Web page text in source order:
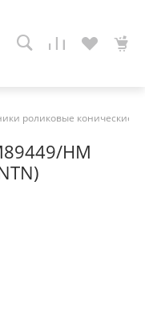
роликовые конические
HM